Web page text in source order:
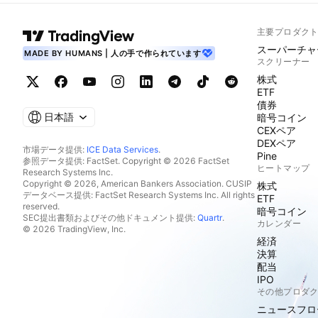
MADE BY HUMANS | 人の手で作られています
日本語
市場データ提供: ICE Data Services.
参照データ提供: FactSet. Copyright © 2026 FactSet
Research Systems Inc.
Copyright © 2026, American Bankers Association. CUSIP
データベース提供: FactSet Research Systems Inc. All rights
reserved.
SEC提出書類およびその他ドキュメント提供: Quartr.
© 2026 TradingView, Inc.
主要プロダクト
スーパーチ
スクリーナー
株式
ETF
債券
暗号コイン
CEXペア
DEXペア
Pine
ヒートマップ
株式
ETF
暗号コイン
カレンダー
経済
決算
配当
IPO
その他プロダ
ニュースフ